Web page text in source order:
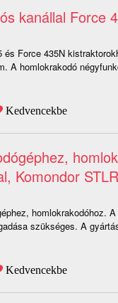
kanállal Force
és Force 435N
A homlokrakodó
Kedvencekbe
Komondor
homlokrakodóhoz.
szükséges. A
Kedvencekbe